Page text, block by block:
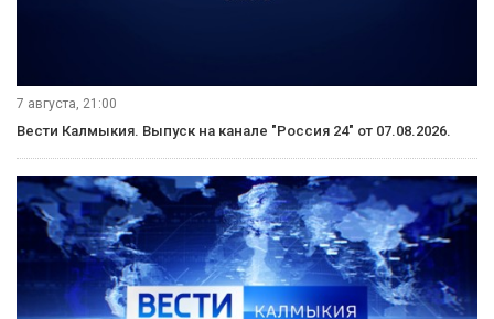
7 августа, 21:00
Вести Калмыкия. Выпуск на канале "Россия 24" от 07.08.2026.